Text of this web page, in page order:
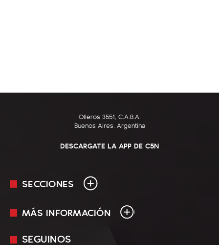
Olleros 3551, C.A.B.A.
Buenos Aires, Argentina
DESCARGATE LA APP DE C5N
SECCIONES
En Vivo
MÁS INFORMACIÓN
SEGUINOS